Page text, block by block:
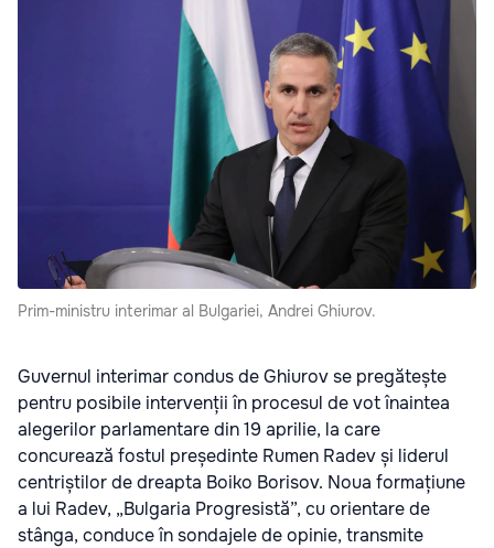
Prim-ministru interimar al Bulgariei, Andrei Ghiurov.
Guvernul interimar condus de Ghiurov se pregătește
pentru posibile intervenții în procesul de vot înaintea
alegerilor parlamentare din 19 aprilie, la care
concurează fostul președinte Rumen Radev și liderul
centriștilor de dreapta Boiko Borisov. Noua formațiune
a lui Radev, „Bulgaria Progresistă”, cu orientare de
stânga, conduce în sondajele de opinie, transmite